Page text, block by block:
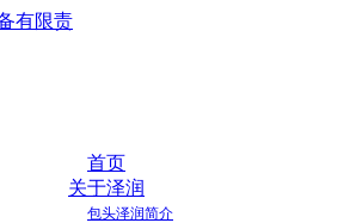
首页
关于泽润
包头泽润简介